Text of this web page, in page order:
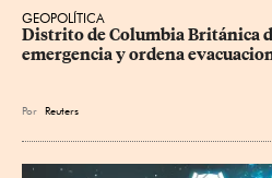
GEOPOLÍTICA
Distrito de Columbia Británica
emergencia y ordena
Por Reuters